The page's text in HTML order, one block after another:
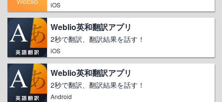
iOS
Weblio英和翻訳アプリ
2秒で翻訳、翻訳結果を話す！
iOS
Weblio英和翻訳アプリ
2秒で翻訳、翻訳結果を話す！
Android